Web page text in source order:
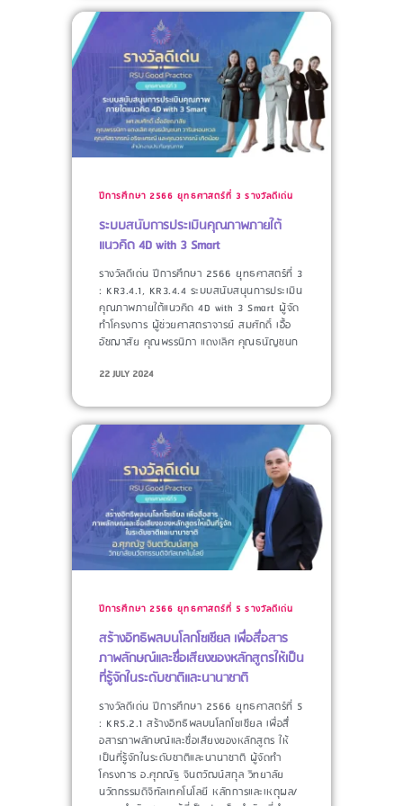
ปีการศึกษา 2566 ยุทธศาสตร์ที่ 3 รางวัลดีเด่น
ระบบสนับการประเมินคุณภาพภายใต้
แนวคิด 4D with 3 Smart
รางวัลดีเด่น ปีการศึกษา 2566 ยุทธศาสตร์ที่ 3
: KR3.4.1, KR3.4.4 ระบบสนับสนุนการประเมิน
คุณภาพภายใต้แนวคิด 4D with 3 Smart ผู้จัด
ทำโครงการ​ ผู้ช่วยศาสตราจารย์ สมศักดิ์ เอื้อ
อัชฌาสัย คุณพรรนิภา แดงเลิศ คุณธนัญชนก
22 JULY 2024
ปีการศึกษา 2566 ยุทธศาสตร์ที่ 5 รางวัลดีเด่น
สร้างอิทธิพลบนโลกโซเชียล เพื่อสื่อสาร
ภาพลักษณ์และชื่อเสียงของหลักสูตรให้เป็น
ที่รู้จักในระดับชาติและนานาชาติ
รางวัลดีเด่น ปีการศึกษา 2566 ยุทธศาสตร์ที่ 5
: KR5.2.1 สร้างอิทธิพลบนโลกโซเชียล เพื่อสื่่
อสารภาพลักษณ์และชื่อเสียงของหลักสูตร ให้
เป็นที่รู้จักในระดับชาติและนานาชาติ ผู้จัดทำ
โครงการ​ อ.ศุภณัฐ จินตวัฒน์สกุล วิทยาลัย
นวัตกรรมดิจิทัลเทคโนโลยี หลักการและเหตุผล/